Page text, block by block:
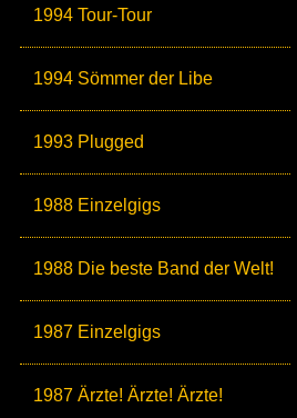
1994 Tour-Tour
1994 Sömmer der Libe
1993 Plugged
1988 Einzelgigs
1988 Die beste Band der Welt!
1987 Einzelgigs
1987 Ärzte! Ärzte! Ärzte!